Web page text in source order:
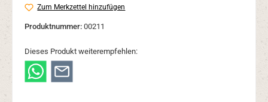
Zum Merkzettel hinzufügen
Produktnummer: 00211
Dieses Produkt weiterempfehlen: